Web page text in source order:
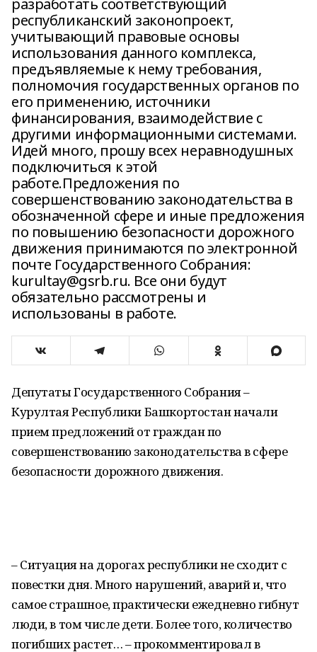
разработать соответствующий
республиканский законопроект,
учитывающий правовые основы
использования данного комплекса,
предъявляемые к нему требования,
полномочия государственных органов по
его применению, источники
финансирования, взаимодействие с
другими информационными системами.
Идей много, прошу всех неравнодушных
подключиться к этой
работе.Предложения по
совершенствованию законодательства в
обозначенной сфере и иные предложения
по повышению безопасности дорожного
движения принимаются по электронной
почте Государственного Собрания:
kurultay@gsrb.ru. Все они будут
обязательно рассмотрены и
использованы в работе.
Депутаты Государственного Собрания –
Курултая Республики Башкортостан начали
прием предложений от граждан по
совершенствованию законодательства в сфере
безопасности дорожного движения.
– Ситуация на дорогах республики не сходит с
повестки дня. Много нарушений, аварий и, что
самое страшное, практически ежедневно гибнут
люди, в том числе дети. Более того, количество
погибших растет… – прокомментировал в